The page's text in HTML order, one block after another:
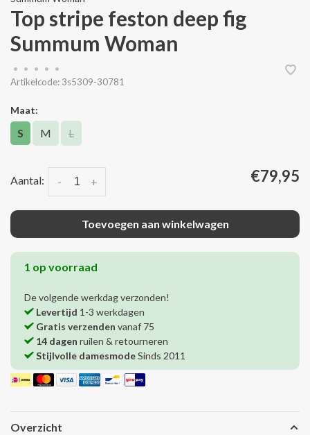
Top stripe feston deep fig
Summum Woman
• • • •
•
Artikelcode: 3s5309-30781
Maat:
S M L
Aantal: +
- €79,95
Toevoegen aan winkelwagen
1 op voorraad
De volgende werkdag verzonden!
Levertijd 1-3 werkdagen
Gratis verzenden vanaf 75
14 dagen ruilen & retourneren
Stijlvolle damesmodeSinds 2011
Overzicht